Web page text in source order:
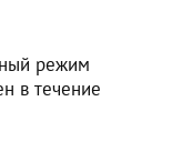
режим
в течение